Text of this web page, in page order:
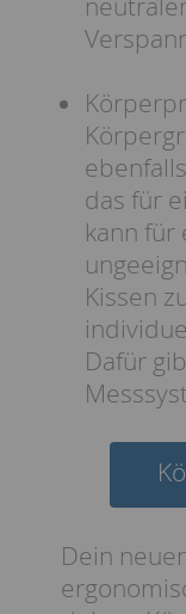
das für
kann für
Kissen
Dafür
Dein